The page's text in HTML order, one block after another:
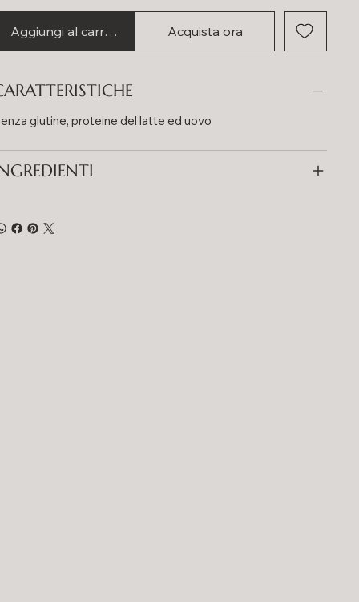
Aggiungi al carrello Acquista ora
glutine, proteine del latte ed uovo